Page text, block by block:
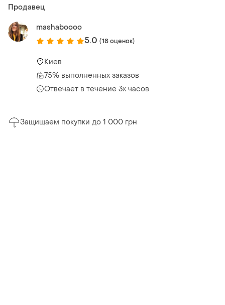
Продавец
mashaboooo
5.0 (18 оценок)
Киев
75% выполненных заказов
Отвечает в течение 3х часов
Защищаем покупки до 1 000 грн